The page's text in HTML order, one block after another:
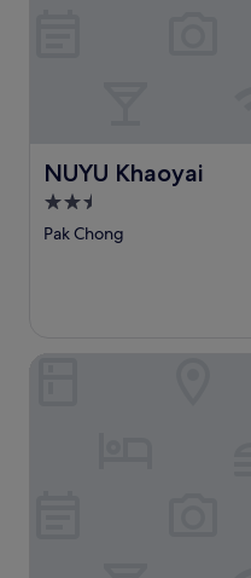
NUYU Khaoyai
NUYU Khaoyai
2.5-
Sterne-
Pak Chong